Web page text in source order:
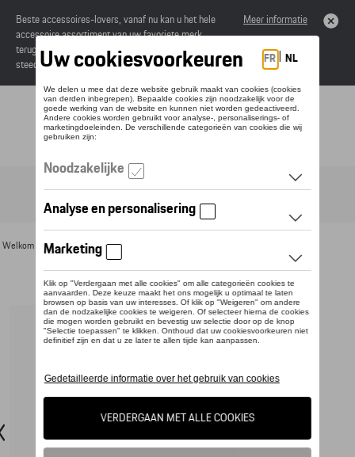
Beste accessoires-lovers, vanaf nu kan u het hele
accessoire assortiment van uw favoriete merk
terugvinden in de online catalogus. Deze kunnen
steeds besteld worden via uw dealer.
Meer informatie
Toggle navigation
Welkom >Voor u >Horloges